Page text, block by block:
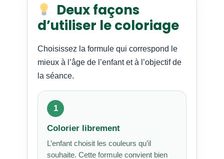
Deux façons
d’utiliser le coloriage
Choisissez la formule qui correspond le
mieux à l’âge de l’enfant et à l’objectif de
la séance.
1
Colorier librement
L’enfant choisit les couleurs qu’il
souhaite. Cette formule convient bien